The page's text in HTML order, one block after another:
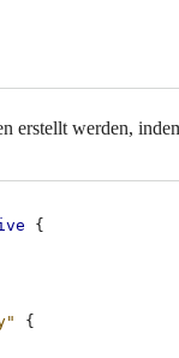
erstellt werden,
{
{